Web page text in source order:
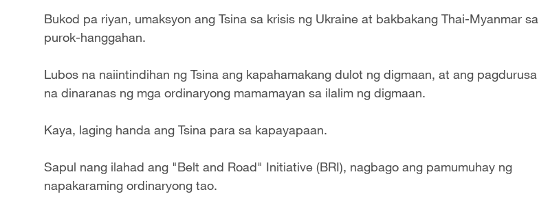
Bukod pa riyan, umaksyon ang Tsina sa krisis ng Ukraine at bakbakang Thai-Myanmar sa
purok-hanggahan.
Lubos na naiintindihan ng Tsina ang kapahamakang dulot ng digmaan, at ang pagdurusa
na dinaranas ng mga ordinaryong mamamayan sa ilalim ng digmaan.
Kaya, laging handa ang Tsina para sa kapayapaan.
Sapul nang ilahad ang "Belt and Road" Initiative (BRI), nagbago ang pamumuhay ng
napakaraming ordinaryong tao.